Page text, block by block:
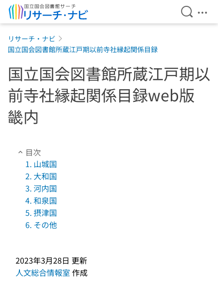
検索を
メ
リサーチ・ナビ
国立国会図書館所蔵江戸期以前寺社縁起関係目録
国立国会図書館所蔵江戸期以
前寺社縁起関係目録web版
畿内
目次
1. 山城国
2. 大和国
3. 河内国
4. 和泉国
5. 摂津国
6. その他
2023年3月28日 更新
人文総合情報室 作成